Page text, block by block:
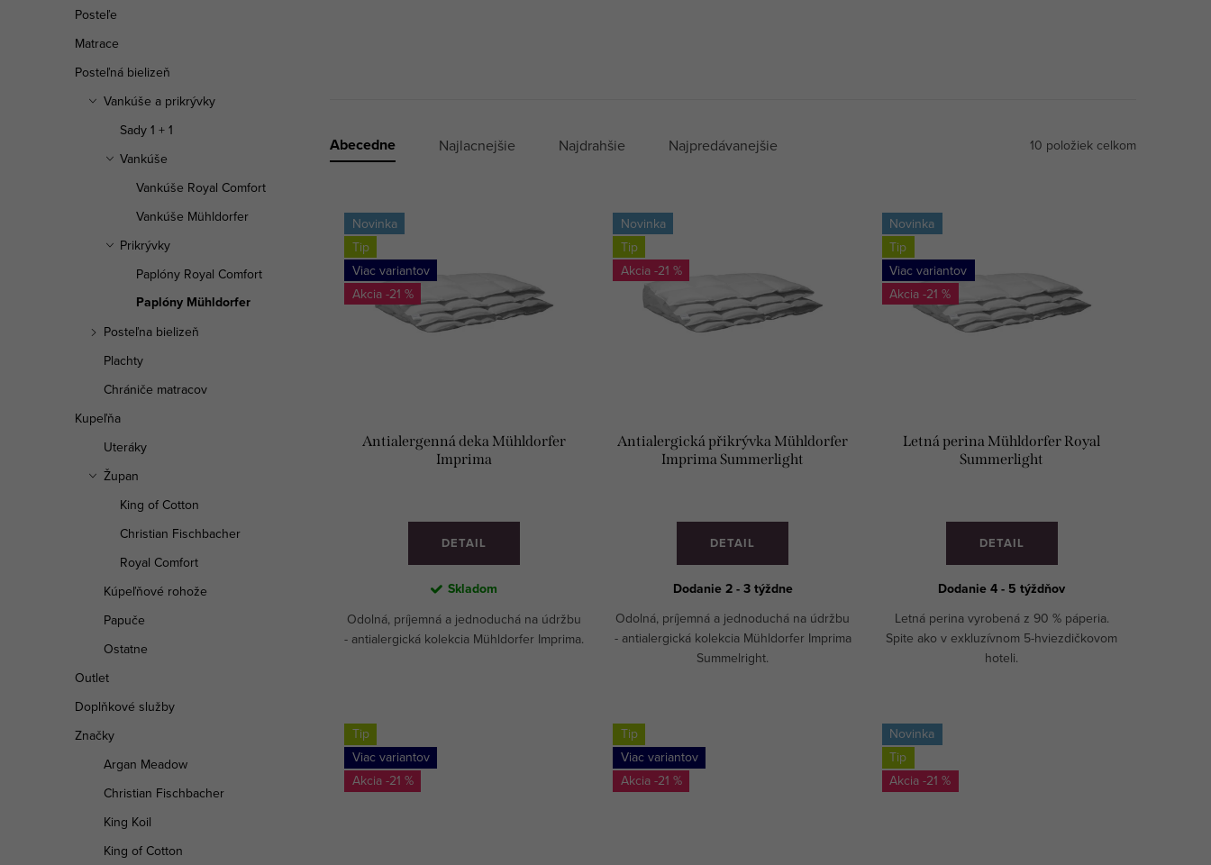
a
n
e
Posteľe
Matrace
Posteľná bielizeň
Vankúše a prikrývky
Sady 1 + 1
Vankúše
Vankúše Royal Comfort
Vankúše Mühldorfer
Prikrývky
Paplóny Royal Comfort
Paplóny Mühldorfer
Posteľna bielizeň
Plachty
Chrániče matracov
Kupeľňa
Uteráky
Župan
King of Cotton
Christian Fischbacher
Royal Comfort
Kúpeľňové rohože
Papuče
Ostatne
Outlet
Doplňkové služby
Značky
Argan Meadow
Christian Fischbacher
King Koil
King of Cotton
R
d
n
o
Abecedne Najlacnejšie Najdrahšie Najpredávanejšie 10 položiek celkom
V
p
o
Novinka
Tip
Viac variantov
-21 %
Antialergenná deka Mühldorfer
Imprima
DETAIL
Skladom
Odolná, príjemná a jednoduchá na údržbu
- antialergická kolekcia Mühldorfer Imprima.
Novinka
Tip
-21 %
Antialergická přikrývka Mühldorfer
Imprima Summerlight
DETAIL
Dodanie 2 - 3 týždne
Odolná, príjemná a jednoduchá na údržbu
- antialergická kolekcia Mühldorfer Imprima
Summelright.
Novinka
Tip
Viac variantov
-21 %
Letná perina Mühldorfer Royal
Summerlight
DETAIL
Dodanie 4 - 5 týždňov
Letná perina vyrobená z 90 % páperia.
Spite ako v exkluzívnom 5-hviezdičkovom
hoteli.
Tip
Viac variantov
-21 %
Tip
Viac variantov
-21 %
Novinka
Tip
-21 %